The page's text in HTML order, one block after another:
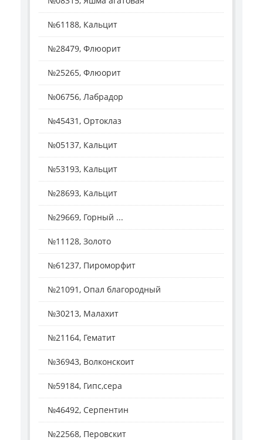
№61188, Кальцит
№28479, Флюорит
№25265, Флюорит
№06756, Лабрадор
№45431, Ортоклаз
№05137, Кальцит
№53193, Кальцит
№28693, Кальцит
№29669, Горный ...
№11128, Золото
№61237, Пироморфит
№21091, Опал благородный
№30213, Малахит
№21164, Гематит
№36943, Волконскоит
№59184, Гипс,сера
№46492, Серпентин
№22568, Перовскит